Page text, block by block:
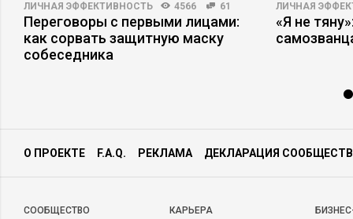
ЛИЧНАЯ ЭФФЕКТИВНОСТЬ 4566 61
Переговоры с первыми лицами:
как сорвать защитную маску
собеседника
ЛИЧНАЯ
«Я не
О ПРОЕКТЕ F.A.Q. РЕКЛАМА ДЕКЛАРАЦИЯ
CООБЩЕСТВО КАРЬЕРА